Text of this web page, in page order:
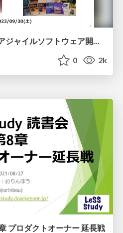
日本初のスクラム本「アジャイルソフトウェア開発スクラム」から20年の節目に翻訳者にいろいろ聞く
0 2k
プロダクトオーナー 延長戦